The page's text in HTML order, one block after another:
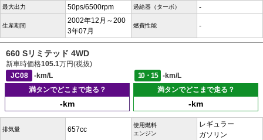
最大出力 50ps/6500rpm 過給器（ターボ） -
生産期間
2002年12月～200
3年07月
燃費性能 -
660 Sリミテッド 4WD
新車時価格105.1万円(税抜)
JC08
-km/L 10・15
-km/L
満タンでどこまで走る？
-km
満タンでどこまで走る？
-km
排気量 657cc
使用燃料
エンジン
レギュラー
ガソリン